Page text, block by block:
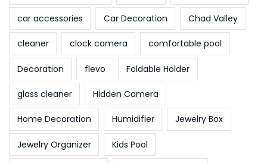
car accessories Car Decoration Chad Valley
cleaner clock camera comfortable pool
Decoration flevo Foldable Holder
glass cleaner Hidden Camera
Home Decoration Humidifier Jewelry Box
Jewelry Organizer Kids Pool